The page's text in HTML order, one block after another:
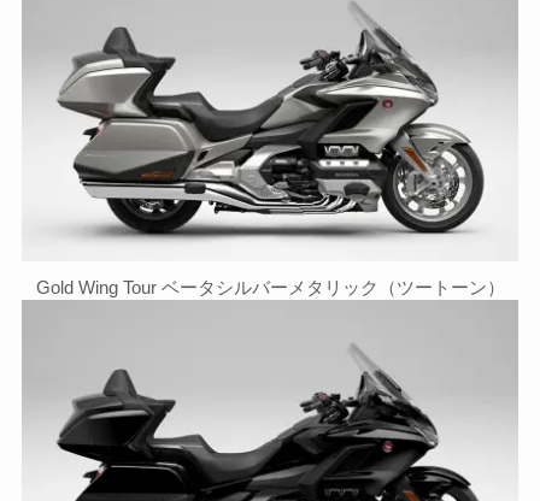
Gold Wing Tour ベータシルバーメタリック（ツートーン）